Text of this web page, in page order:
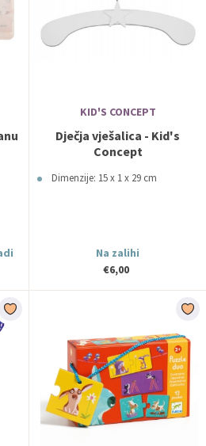
KID'S CONCEPT
Dječja vješalica - Kid's
Concept
Dimenzije: 15 x 1 x 29 cm
Na zalihi
€6,00